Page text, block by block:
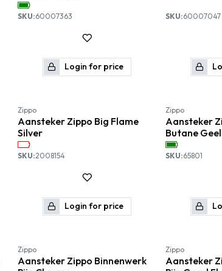
SKU:60007363
Login for price
SKU:60007047
Nieuw!
Zippo
Aansteker Zippo Big Flame
Silver
SKU:2008154
Login for price
Zippo
Aansteker
Butane
SKU:65801
Zippo
Aansteker Zippo Binnenwerk
Zippo
Aansteker